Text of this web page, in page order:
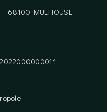
68100 MULHOUSE